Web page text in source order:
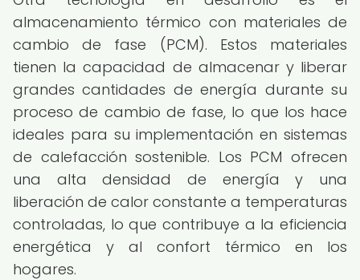
almacenamiento térmico con materiales de
cambio de fase (PCM). Estos materiales
tienen la capacidad de almacenar y liberar
grandes cantidades de energía durante su
proceso de cambio de fase, lo que los hace
ideales para su implementación en sistemas
de calefacción sostenible. Los PCM ofrecen
una alta densidad de energía y una
liberación de calor constante a temperaturas
controladas, lo que contribuye a la eficiencia
energética y al confort térmico en los
hogares.